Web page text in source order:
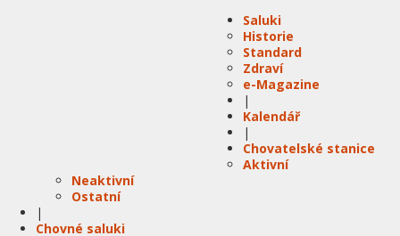
Saluki
Historie
Standard
Zdraví
e-Magazine
|
Kalendář
|
Chovatelské stanice
Aktivní
Neaktivní
Ostatní
|
Chovné saluki